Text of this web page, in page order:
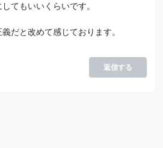
てもいいくらいです。
だと改めて感じております。
返信する